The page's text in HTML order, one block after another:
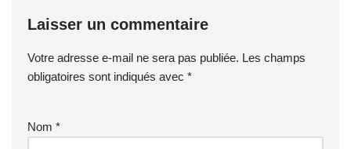
Laisser un commentaire
Votre adresse e-mail ne sera pas publiée. Les champs
obligatoires sont indiqués avec *
Nom *